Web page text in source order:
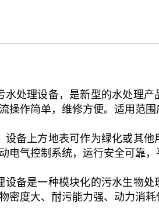
水处理设备，是新型的水处理
操作简单，维修方便。适用范围
设备上方地表可作为绿化或其
电气控制系统，运行安全可靠
设备是一种模块化的污水生物
密度大、耐污能力强、动力消